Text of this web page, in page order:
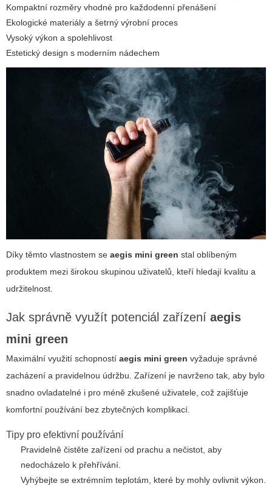
Kompaktní rozměry vhodné pro každodenní přenášení
Ekologické materiály a šetrný výrobní proces
Vysoký výkon a spolehlivost
Estetický design s moderním nádechem
Díky těmto vlastnostem se aegis mini green stal oblíbeným
produktem mezi širokou skupinou uživatelů, kteří hledají kvalitu a
udržitelnost.
Jak správně využít potenciál zařízení aegis
mini green
Maximální využití schopností aegis mini green vyžaduje správné
zacházení a pravidelnou údržbu. Zařízení je navrženo tak, aby bylo
snadno ovladatelné i pro méně zkušené uživatele, což zajišťuje
komfortní používání bez zbytečných komplikací.
Tipy pro efektivní používání
Pravidelně čistěte zařízení od prachu a nečistot, aby
nedocházelo k přehřívání.
Vyhýbejte se extrémním teplotám, které by mohly ovlivnit výkon.